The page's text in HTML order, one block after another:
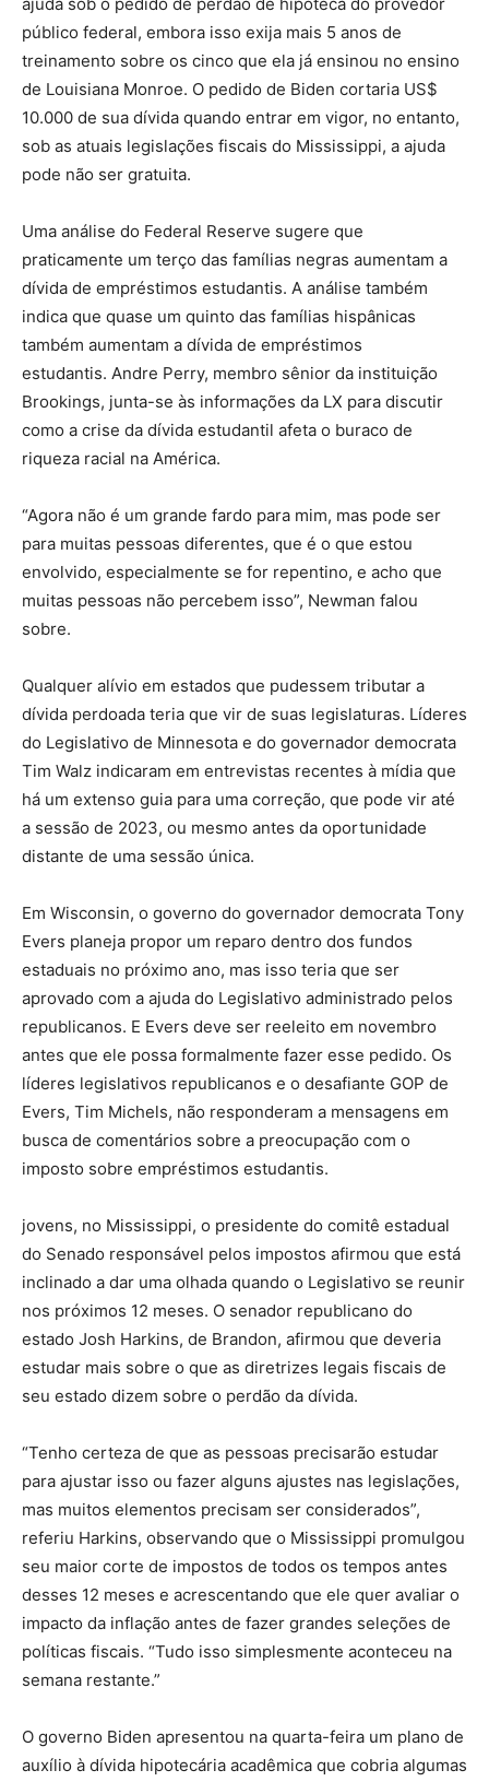
público federal, embora isso exija mais 5 anos de
treinamento sobre os cinco que ela já ensinou no ensino
de Louisiana Monroe. O pedido de Biden cortaria US$
10.000 de sua dívida quando entrar em vigor, no entanto,
sob as atuais legislações fiscais do Mississippi, a ajuda
pode não ser gratuita.
Uma análise do Federal Reserve sugere que
praticamente um terço das famílias negras aumentam a
dívida de empréstimos estudantis. A análise também
indica que quase um quinto das famílias hispânicas
também aumentam a dívida de empréstimos
estudantis. Andre Perry, membro sênior da instituição
Brookings, junta-se às informações da LX para discutir
como a crise da dívida estudantil afeta o buraco de
riqueza racial na América.
“Agora não é um grande fardo para mim, mas pode ser
para muitas pessoas diferentes, que é o que estou
envolvido, especialmente se for repentino, e acho que
muitas pessoas não percebem isso”, Newman falou
sobre.
Qualquer alívio em estados que pudessem tributar a
dívida perdoada teria que vir de suas legislaturas. Líderes
do Legislativo de Minnesota e do governador democrata
Tim Walz indicaram em entrevistas recentes à mídia que
há um extenso guia para uma correção, que pode vir até
a sessão de 2023, ou mesmo antes da oportunidade
distante de uma sessão única.
Em Wisconsin, o governo do governador democrata Tony
Evers planeja propor um reparo dentro dos fundos
estaduais no próximo ano, mas isso teria que ser
aprovado com a ajuda do Legislativo administrado pelos
republicanos. E Evers deve ser reeleito em novembro
antes que ele possa formalmente fazer esse pedido. Os
líderes legislativos republicanos e o desafiante GOP de
Evers, Tim Michels, não responderam a mensagens em
busca de comentários sobre a preocupação com o
imposto sobre empréstimos estudantis.
jovens, no Mississippi, o presidente do comitê estadual
do Senado responsável pelos impostos afirmou que está
inclinado a dar uma olhada quando o Legislativo se reunir
nos próximos 12 meses. O senador republicano do
estado Josh Harkins, de Brandon, afirmou que deveria
estudar mais sobre o que as diretrizes legais fiscais de
seu estado dizem sobre o perdão da dívida.
“Tenho certeza de que as pessoas precisarão estudar
para ajustar isso ou fazer alguns ajustes nas legislações,
mas muitos elementos precisam ser considerados”,
referiu Harkins, observando que o Mississippi promulgou
seu maior corte de impostos de todos os tempos antes
desses 12 meses e acrescentando que ele quer avaliar o
impacto da inflação antes de fazer grandes seleções de
políticas fiscais. “Tudo isso simplesmente aconteceu na
semana restante.”
O governo Biden apresentou na quarta-feira um plano de
auxílio à dívida hipotecária acadêmica que cobria algumas